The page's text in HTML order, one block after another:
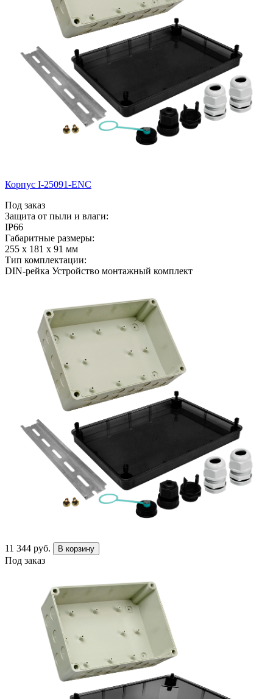
Корпус I-25091-ENC
Под заказ
Защита от пыли и влаги:
IP66
Габаритные размеры:
255 x 181 x 91 мм
Тип комплектации:
DIN-рейка Устройство монтажный комплект
11 344 руб. В корзину
Под заказ